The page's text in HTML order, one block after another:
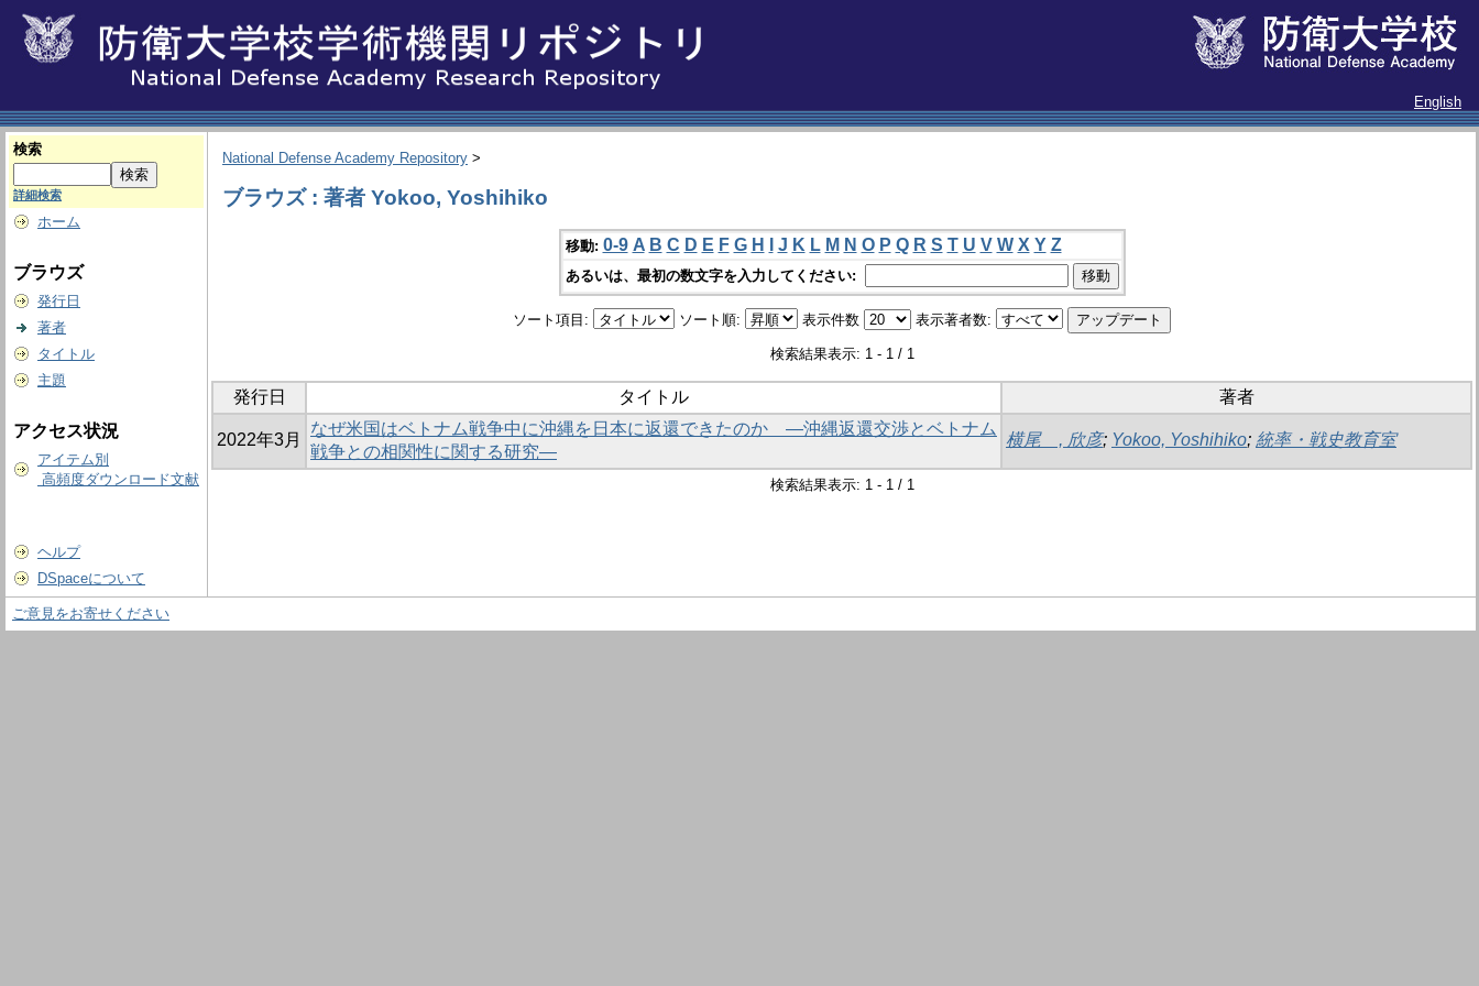
English
検索
詳細検索
ホーム
ブラウズ
発行日
著者
タイトル
主題
アクセス状況
アイテム別
高頻度ダウンロード文献
ヘルプ
DSpaceについて
National Defense Academy Repository >
ブラウズ : 著者 Yokoo, Yoshihiko
移動: 0-9 A B C D E F G H J K L M N O P Q R S T U V W X Y Z
あるいは、最初の数文字を入力してください:
ソート項目: ソート順: 表示件数 表示著者数:
検索結果表示: 1 - 1 / 1
発行日 タイトル 著者
2022年3月
なぜ米国はベトナム戦争中に沖縄を日本に返還できたのか ―沖縄返還交渉とベトナム
戦争との相関性に関する研究―
横尾 , 欣彦; Yokoo, Yoshihiko; 統率・戦史教育室
検索結果表示: 1 - 1 / 1
ご意見をお寄せください